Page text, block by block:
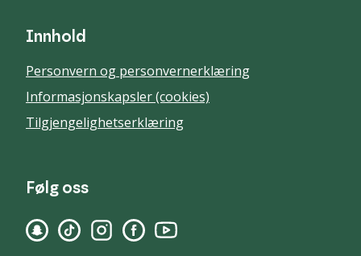
Innhold
Personvern og personvernerklæring
Informasjonskapsler (cookies)
Tilgjengelighetserklæring
Følg oss